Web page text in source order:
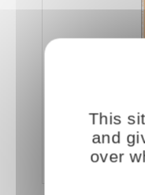
Le jour où
consciemment,
que le Créateur
This
and
over